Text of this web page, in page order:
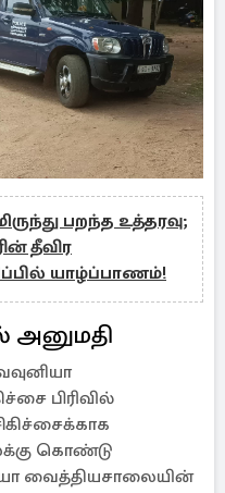
பறந்த உத்தரவு;
தீவிர
யாழ்ப்பாணம்!
அனுமதி
பிரிவில்
கொண்டு
வைத்தியசாலையின்